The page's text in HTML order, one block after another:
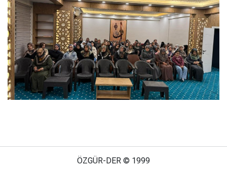
ÖZGÜR-DER © 1999